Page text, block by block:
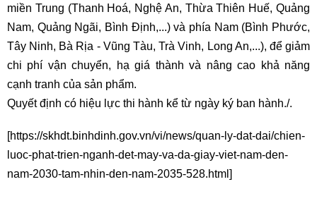
miền Trung (Thanh Hoá, Nghệ An, Thừa Thiên Huế, Quảng
Nam, Quảng Ngãi, Bình Định,...) và phía Nam (Bình Phước,
Tây Ninh, Bà Rịa - Vũng Tàu, Trà Vinh, Long An,...), để giảm
chi phí vận chuyển, hạ giá thành và nâng cao khả năng
cạnh tranh của sản phẩm.
Quyết định có hiệu lực thi hành kể từ ngày ký ban hành./.
[https://skhdt.binhdinh.gov.vn/vi/news/quan-ly-dat-dai/chien-
luoc-phat-trien-nganh-det-may-va-da-giay-viet-nam-den-
nam-2030-tam-nhin-den-nam-2035-528.html]